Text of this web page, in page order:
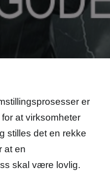
er
at virksomheter
stilles det en rekke
at en
skal være lovlig.